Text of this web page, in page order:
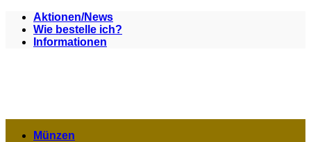
Zum
Inhalt
springen
Aktionen/News
Wie bestelle ich?
Informationen
Münzen